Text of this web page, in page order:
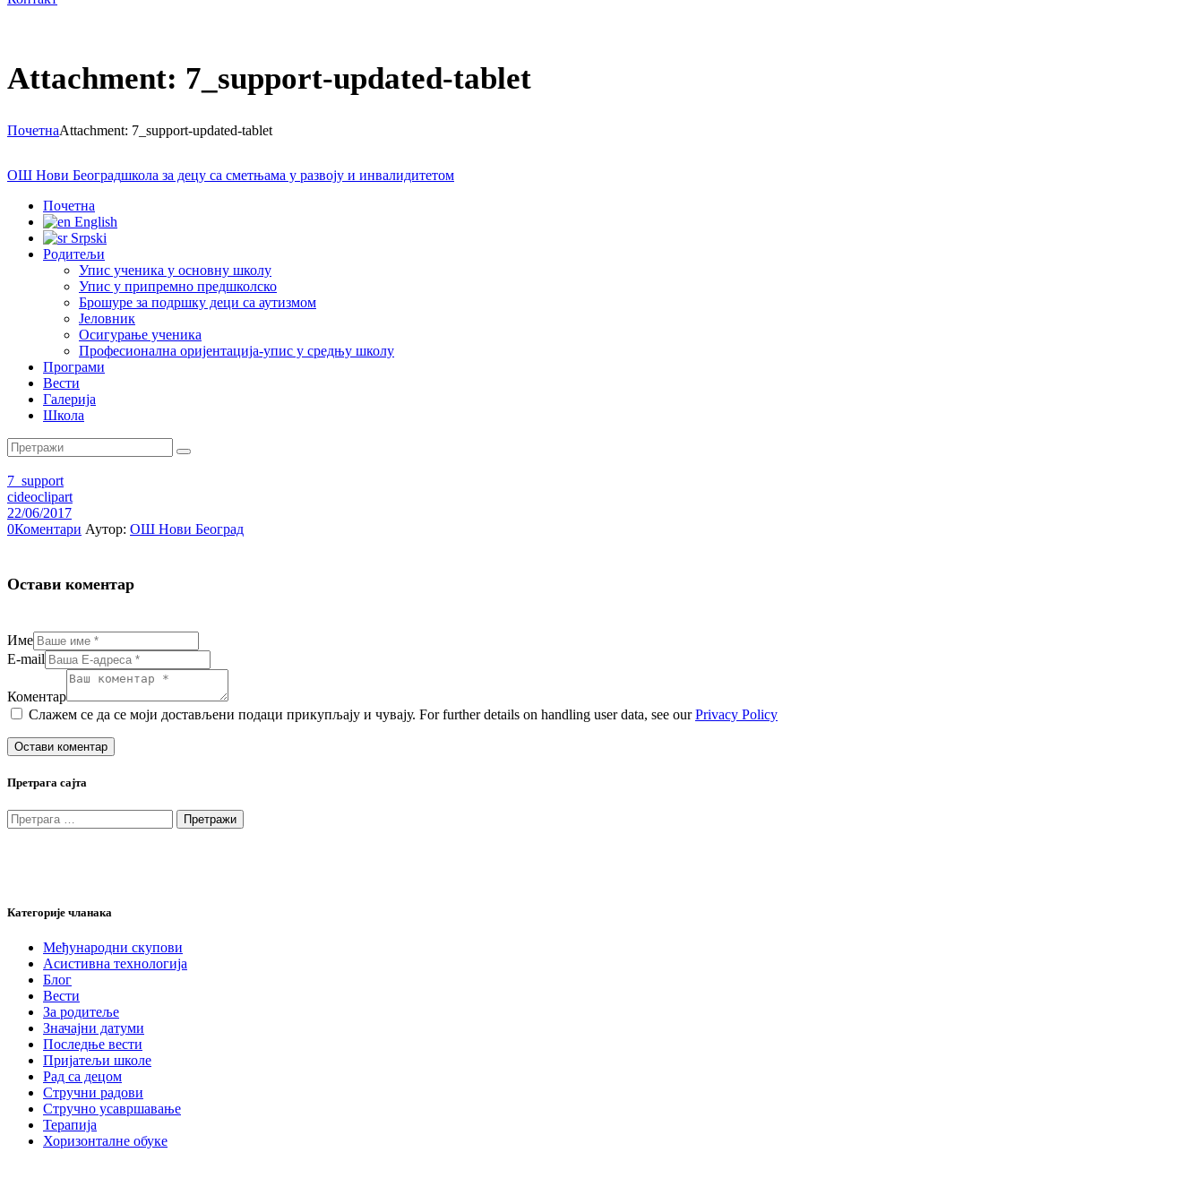
Attachment: 7_support-updated-tablet
ПочетнаAttachment: 7_support-updated-tablet
ОШ Нови Београдшкола за децу са сметњама у развоју и инвалидитетом
Почетна
English
Srpski
Родитељи
Упис ученика у основну школу
Упис у припремно предшколско
Брошуре за подршку деци са аутизмом
Јеловник
Осигурање ученика
Професионална оријентација-упис у средњу школу
Програми
Вести
Галерија
Школа
7_support
cideoclipart
22/06/2017
0Коментари Аутор: ОШ Нови Београд
Остави коментар
Име
E-mail
Коментар
Слажем се да се моји достављени подаци прикупљају и чувају. For further details on handling user data, see ourPrivacy Policy
Претрага сајта
Претрага
за:
Категорије чланака
Међународни скупови
Асистивна технологија
Блог
Вести
За родитеље
Значајни датуми
Последње вести
Пријатељи школе
Рад са децом
Стручни радови
Стручно усавршавање
Терапија
Хоризонталне обуке